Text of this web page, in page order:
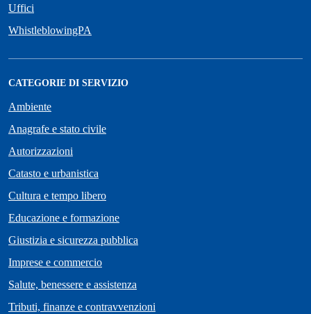
Uffici
WhistleblowingPA
CATEGORIE DI SERVIZIO
Ambiente
Anagrafe e stato civile
Autorizzazioni
Catasto e urbanistica
Cultura e tempo libero
Educazione e formazione
Giustizia e sicurezza pubblica
Imprese e commercio
Salute, benessere e assistenza
Tributi, finanze e contravvenzioni